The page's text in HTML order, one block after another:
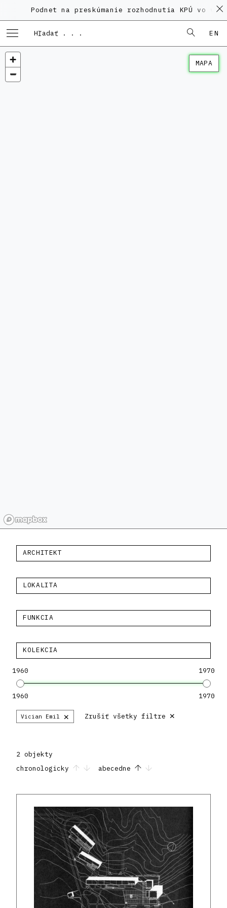
Podnet na preskúmanie rozhodnutia KPÚ vo veci
EN
MAPA
ARCHITEKT
LOKALITA
FUNKCIA
KOLEKCIA
1960 1970
1960 1970
Vician Emil × Zrušiť všetky filtre ×
2 objekty
chronologicky
abecedne